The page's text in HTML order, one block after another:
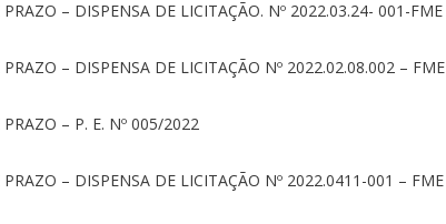
– DISPENSA DE LICITAÇÃO. Nº 2022.03.24- 001-FME
– DISPENSA DE LICITAÇÃO Nº 2022.02.08.002 – FME
– P. E. Nº 005/2022
– DISPENSA DE LICITAÇÃO Nº 2022.0411-001 – FME